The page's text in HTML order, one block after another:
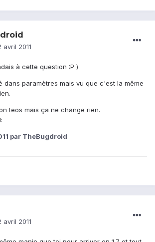
avril 2011
à cette question :P )
dans paramètres mais vu que c'est la même
teos mais ça ne change rien.
par TheBugdroid
avril 2011